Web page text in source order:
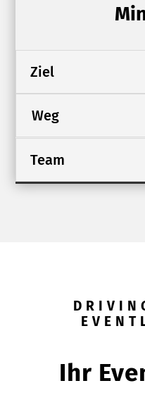
Ziel
Weg
Team
Ihr